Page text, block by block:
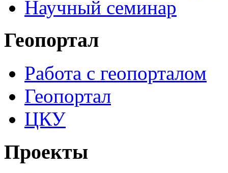
Научный семинар
Геопортал
Работа с геопорталом
Геопортал
ЦКУ
Проекты